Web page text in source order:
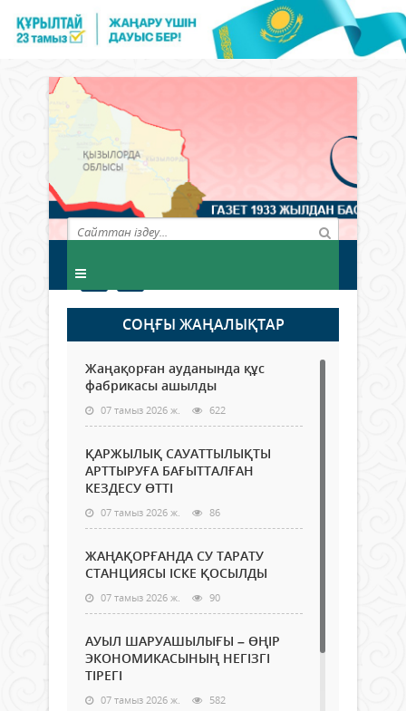
СОҢҒЫ ЖАҢАЛЫҚТАР
Жаңақорған ауданында құс
фабрикасы ашылды
07 тамыз 2026 ж. 622
ҚАРЖЫЛЫҚ САУАТТЫЛЫҚТЫ
АРТТЫРУҒА БАҒЫТТАЛҒАН
КЕЗДЕСУ ӨТТІ
07 тамыз 2026 ж. 86
ЖАҢАҚОРҒАНДА СУ ТАРАТУ
СТАНЦИЯСЫ ІСКЕ ҚОСЫЛДЫ
07 тамыз 2026 ж. 90
АУЫЛ ШАРУАШЫЛЫҒЫ – ӨҢІР
ЭКОНОМИКАСЫНЫҢ НЕГІЗГІ
ТІРЕГІ
07 тамыз 2026 ж. 582